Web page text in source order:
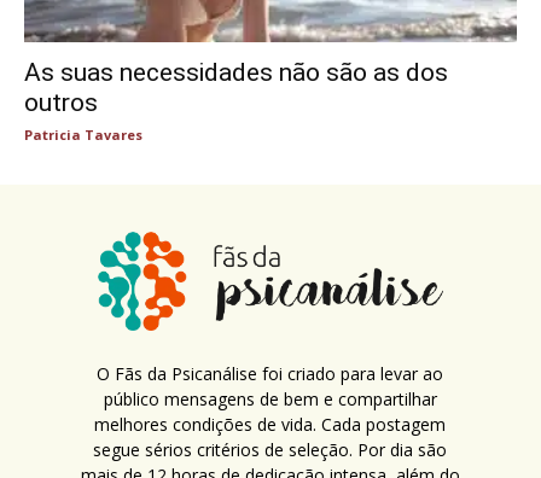
As suas necessidades não são as dos
outros
Patricia Tavares
O Fãs da Psicanálise foi criado para levar ao
público mensagens de bem e compartilhar
melhores condições de vida. Cada postagem
segue sérios critérios de seleção. Por dia são